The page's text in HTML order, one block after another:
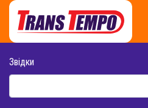
Звідки